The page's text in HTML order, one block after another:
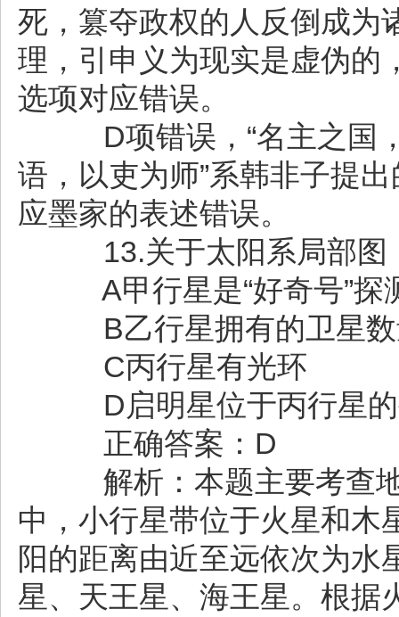
死，篡夺政权的人反倒成为
理，引申义为现实是虚伪的
选项对应错误。
D项错误，“名主之国
语，以吏为师”系韩非子提
应墨家的表述错误。
13.关于太阳系局部图
A甲行星是“好奇号”探
B乙行星拥有的卫星数
C丙行星有光环
D启明星位于丙行星的
正确答案：D
解析：本题主要考查
中，小行星带位于火星和木
阳的距离由近至远依次为水
星、天王星、海王星。根据